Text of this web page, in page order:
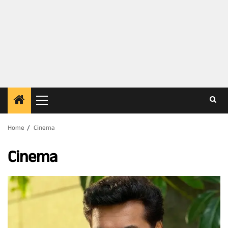
Primary
Menu
Home
Cinema
Cinema